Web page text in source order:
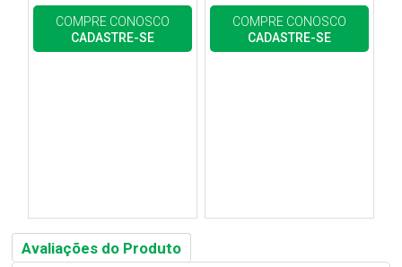
COMPRE CONOSCO
CADASTRE-SE
COMPRE CONOSCO
CADASTRE-SE
Avaliações do Produto